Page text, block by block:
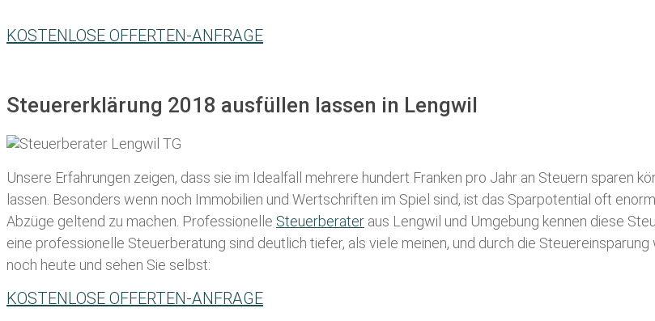
KOSTENLOSE OFFERTEN-ANFRAGE
Steuererklärung 2018 ausfüllen lassen in Lengwil
Unsere Erfahrungen zeigen, dass sie im Idealfall mehrere hundert Franken pro Jahr an Steuern sparen
lassen . Besonders wenn noch Immobilien und Wertschriften im Spiel sind, ist das Sparpotential oft
Abzüge geltend zu machen. Professionelle Steuerberater aus Lengwil und Umgebung kennen diese
eine professionelle Steuerberatung sind deutlich tiefer, als viele meinen, und durch die
noch heute und sehen Sie selbst:
KOSTENLOSE OFFERTEN-ANFRAGE